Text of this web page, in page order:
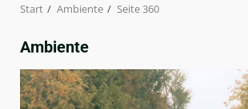
Start Ambiente Seite 360
Ambiente